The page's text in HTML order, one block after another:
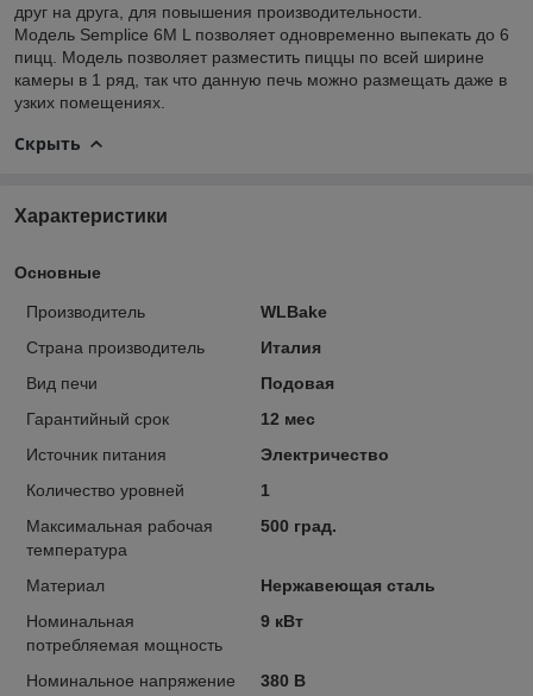
друг на друга, для повышения производительности.
Модель Semplice 6M L позволяет одновременно выпекать до 6
пицц. Модель позволяет разместить пиццы по всей ширине
камеры в 1 ряд, так что данную печь можно размещать даже в
узких помещениях.
Скрыть
Характеристики
Основные
Производитель
WLBake
Страна производитель
Италия
Вид печи
Подовая
Гарантийный срок
12 мес
Источник питания
Электричество
Количество уровней
1
Максимальная рабочая
температура
500 град.
Материал
Нержавеющая сталь
Номинальная
потребляемая мощность
9 кВт
Номинальное напряжение
380 В